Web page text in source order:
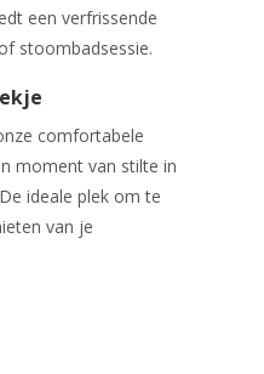
een verfrissende
stoombadsessie.
comfortabele
moment van stilte in
ideale plek om te
van je